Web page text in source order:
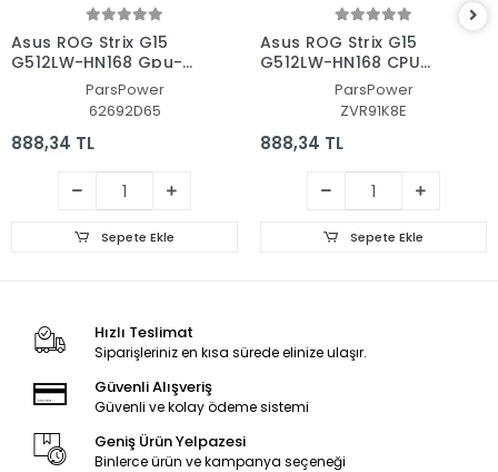
Asus ROG Strix G15
G512LW-HN168 Gpu-
Vga Fan - Ekran Kartı
ParsPower
62692D65
888,34 TL
Sepete Ekle
Asus ROG Strix G15
G512LW-HN168 CPU
Fan - İşlemci Fanı
ParsPower
ZVR91K8E
888,34 TL
Sepete Ekle
Hızlı Teslimat
Siparişleriniz en kısa sürede elinize ulaşır.
Güvenli Alışveriş
Güvenli ve kolay ödeme sistemi
Geniş Ürün Yelpazesi
Binlerce ürün ve kampanya seçeneği